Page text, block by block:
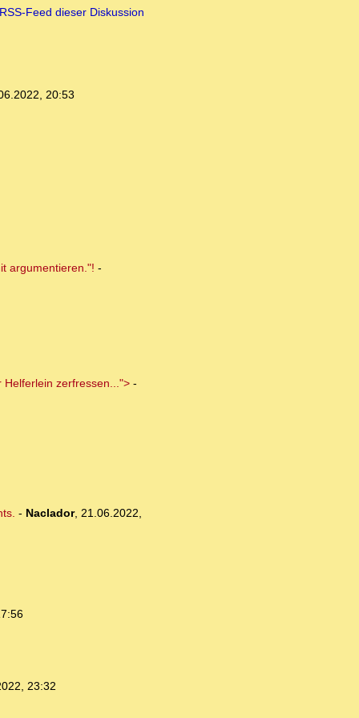
RSS-Feed dieser Diskussion
20:53
argumentieren."! -
Helferlein zerfressen...">-
- Naclador, 21.06.2022,
23:32